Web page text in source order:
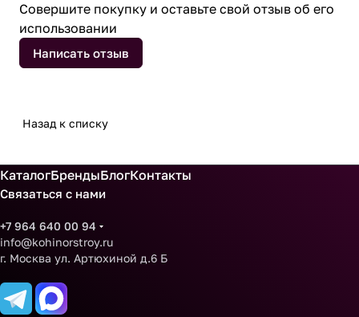
Совершите покупку и оставьте свой отзыв об его
использовании
Написать отзыв
Назад к списку
КаталогБрендыБлогКонтакты
Связаться с нами
+7 964 640 00 94
info@kohinorstroy.ru
г. Москва ул. Артюхиной д.6 Б